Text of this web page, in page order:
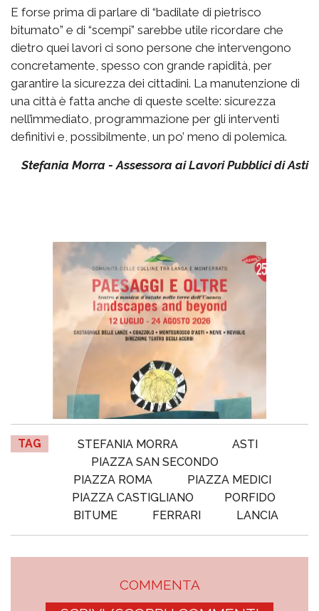
E forse prima di parlare di “badilate di pietrisco
bitumato” e di “scempi” sarebbe utile ricordare che
dietro quei lavori ci sono persone che intervengono
concretamente, spesso con grande rapidità, per
garantire la sicurezza dei cittadini. La manutenzione di
una città è fatta anche di queste scelte: sicurezza
nell’immediato, programmazione per gli interventi
definitivi e, possibilmente, un po’ meno di polemica.
Stefania Morra - Assessora ai Lavori Pubblici di Asti
TAG STEFANIA MORRA
ASTI
PIAZZA SAN SECONDO
PIAZZA ROMA
PIAZZA MEDICI
PIAZZA CASTIGLIANO
PORFIDO
BITUME
FERRARI LANCIA
COMMENTA